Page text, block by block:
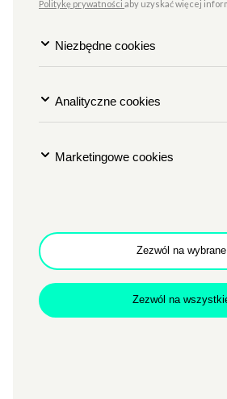
OPERA–kilkudniowe wydarzenie
(pierwsza edycja: 2024 rok)
-----------------------
Utrzymane w ciemnych, niebieskich
z publiczności i ich wyciągnięte w
Politykę prywatności aby uzyskać więcej
Niezbędne cookies
Analityczne cookies
Marketingowe cookies
Zezwól na wybrane
Zezwól na